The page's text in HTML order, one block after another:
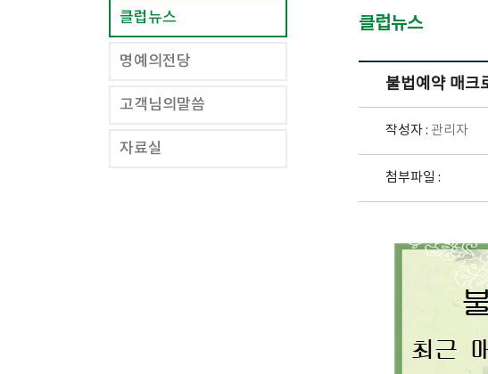
클럽뉴스
명예의전당
고객님의말씀
자료실
클럽뉴스
불법예약 매크
작성자 : 관리자
첨부파일 :